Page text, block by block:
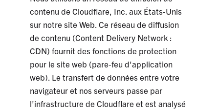
contenu de Cloudflare, Inc. aux États-Unis
sur notre site Web. Ce réseau de diffusion
de contenu (Content Delivery Network :
CDN) fournit des fonctions de protection
pour le site web (pare-feu d'application
web). Le transfert de données entre votre
navigateur et nos serveurs passe par
l'infrastructure de Cloudflare et est analysé